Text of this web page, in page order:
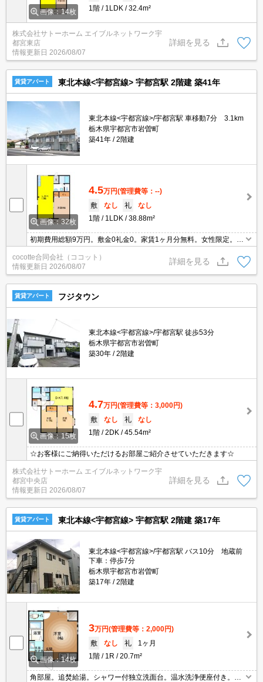
画像：14枚
1階
1LDK 32.4m²
株式会社サトーホーム エイブルネットワーク宇
都宮東店
情報更新日 2026/08/07
詳細を見る
賃貸アパート 東北本線<宇都宮線> 宇都宮駅 2階建 築41年
東北本線<宇都宮線>/宇都宮駅 車移動7分 3.1km
栃木県宇都宮市岩曽町
築41年
2階建
画像：32枚
4.5万円(管理費等：--)
敷
なし 礼
なし
1階
1LDK 38.88m²
初期費用総額9万円。敷金0礼金0。家賃1ヶ月分無料。女性限定。2
DK→1LDKにリフォーム済。赤色キッチン導入。
cocotte合同会社（ココット）
情報更新日 2026/08/07
詳細を見る
賃貸アパート フジタウン
東北本線<宇都宮線>/宇都宮駅 徒歩53分
栃木県宇都宮市岩曽町
築30年
2階建
画像：15枚
4.7万円(管理費等：3,000円)
敷
なし 礼
なし
1階
2DK 45.54m²
☆お客様にご納得いただけるお部屋ご紹介させていただきます☆
株式会社サトーホーム エイブルネットワーク宇
都宮中央店
情報更新日 2026/08/07
詳細を見る
賃貸アパート 東北本線<宇都宮線> 宇都宮駅 2階建 築17年
東北本線<宇都宮線>/宇都宮駅 バス10分 地蔵前
下車：停歩7分
栃木県宇都宮市岩曽町
築17年
2階建
画像：14枚
3万円(管理費等：2,000円)
敷
なし 礼
1ヶ月
1階
1R 20.7m²
角部屋。追焚給湯。シャワー付独立洗面台。温水洗浄便座付き。エ